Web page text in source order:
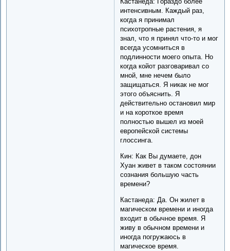
интенсивным. Каждый раз,
когда я принимал
психотропные растения, я
знал, что я принял что-то и мог
всегда усомниться в
подлинности моего опыта. Но
когда койот разговаривал со
мной, мне нечем было
защищаться. Я никак не мог
этого объяснить. Я
действительно остановил мир
и на короткое время
полностью вышел из моей
европейской системы
глоссинга.
Кин: Как Вы думаете, дон
Хуан живет в таком состоянии
сознания большую часть
времени?
Кастанеда: Да. Он жилет в
магическом времени и иногда
входит в обычное время. Я
живу в обычном времени и
иногда погружаюсь в
магическое время.